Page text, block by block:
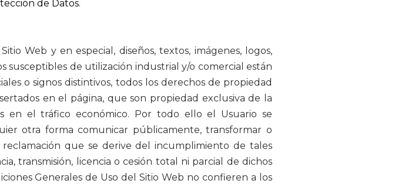
de Datos.
Web y en especial, diseños, textos, imágenes, logos,
susceptibles de utilización industrial y/o comercial están
o signos distintivos, todos los derechos de propiedad
en el página, que son propiedad exclusiva de la
en el tráfico económico. Por todo ello el Usuario se
otra forma comunicar públicamente, transformar o
que se derive del incumplimiento de tales
transmisión, licencia o cesión total ni parcial de dichos
Generales de Uso del Sitio Web no confieren a los